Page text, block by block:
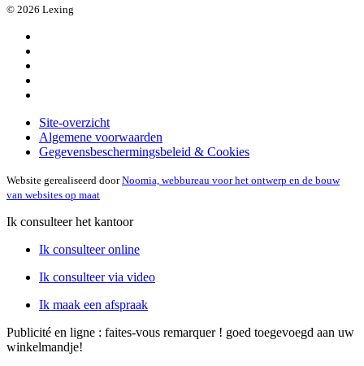
© 2026 Lexing
Site-overzicht
Algemene voorwaarden
Gegevensbeschermingsbeleid & Cookies
Website gerealiseerd doorNoomia, webbureau voor het ontwerp en de bouw
van websites op maat
Ik consulteer het kantoor
Ik consulteer online
Ik consulteer via video
Ik maak een afspraak
Publicité en ligne : faites-vous remarquer ! goed toegevoegd aan uw
winkelmandje!